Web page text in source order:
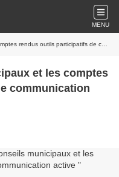
MENU
outils participatifs de communication active
communication